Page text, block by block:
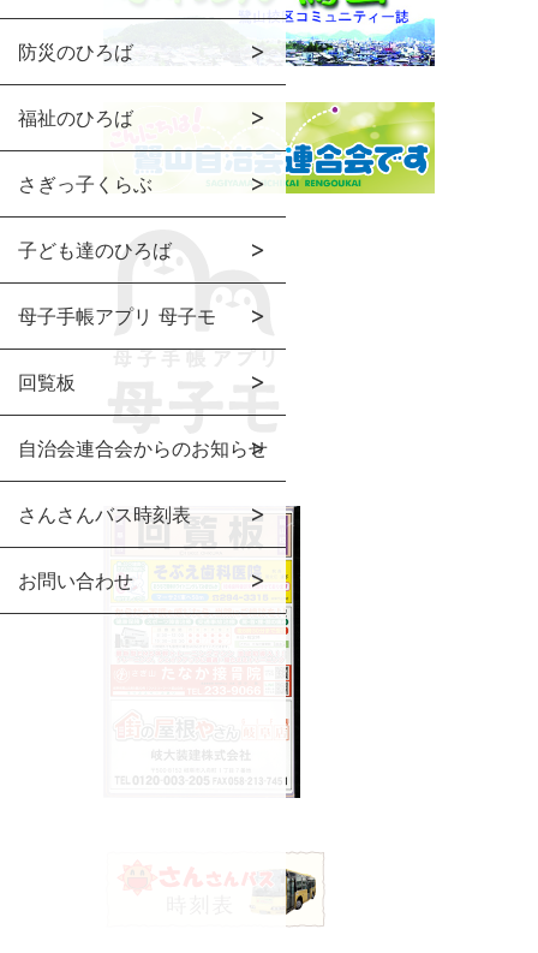
防災のひろば
福祉のひろば
さぎっ子くらぶ
子ども達のひろば
母子手帳アプリ 母子モ
回覧板
自治会連合会からのお知らせ
さんさんバス時刻表
お問い合わせ